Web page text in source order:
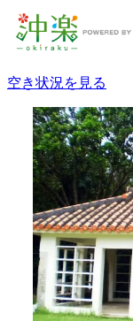
空き状況を見る